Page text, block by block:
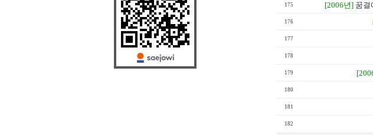
175 [2006년] 꿈결
176
177
178
179
180
181
182